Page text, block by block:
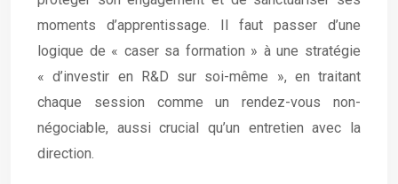
moments d’apprentissage. Il faut passer d’une
logique de « caser sa formation » à une stratégie
« d’investir en R&D sur soi-même », en traitant
chaque session comme un rendez-vous non-
négociable, aussi crucial qu’un entretien avec la
direction.